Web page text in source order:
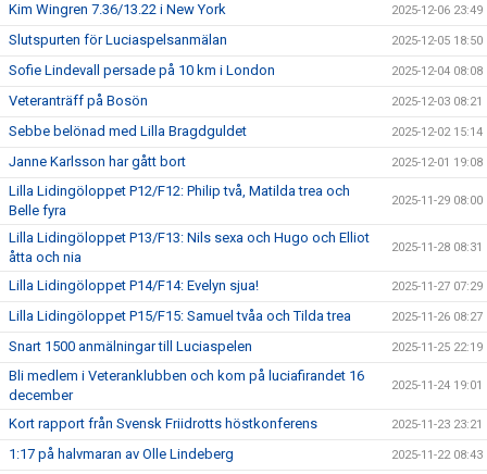
Kim Wingren 7.36/13.22 i New York 2025-12-06 23:49
Slutspurten för Luciaspelsanmälan 2025-12-05 18:50
Sofie Lindevall persade på 10 km i London 2025-12-04 08:08
Veteranträff på Bosön 2025-12-03 08:21
Sebbe belönad med Lilla Bragdguldet 2025-12-02 15:14
Janne Karlsson har gått bort 2025-12-01 19:08
Lilla Lidingöloppet P12/F12: Philip två, Matilda trea och
Belle fyra
2025-11-29 08:00
Lilla Lidingöloppet P13/F13: Nils sexa och Hugo och Elliot
åtta och nia
2025-11-28 08:31
Lilla Lidingöloppet P14/F14: Evelyn sjua! 2025-11-27 07:29
Lilla Lidingöloppet P15/F15: Samuel tvåa och Tilda trea 2025-11-26 08:27
Snart 1500 anmälningar till Luciaspelen 2025-11-25 22:19
Bli medlem i Veteranklubben och kom på luciafirandet 16
december
2025-11-24 19:01
Kort rapport från Svensk Friidrotts höstkonferens 2025-11-23 23:21
1:17 på halvmaran av Olle Lindeberg 2025-11-22 08:43